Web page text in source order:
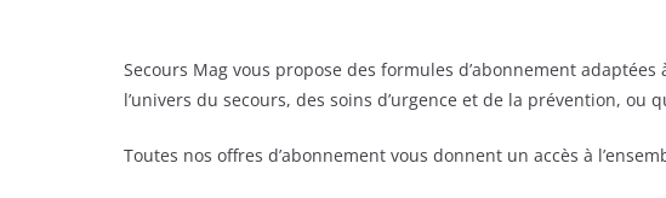
Secours Mag vous propose des formules d’abonnement
l’univers du secours, des soins d’urgence et de la prévention, ou
Toutes nos offres d’abonnement vous donnent un accès à